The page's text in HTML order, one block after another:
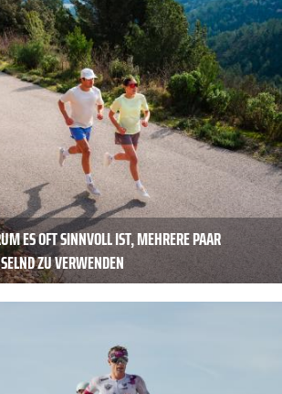
ES OFT SINNVOLL IST, MEHRERE PAAR
ZU VERWENDEN